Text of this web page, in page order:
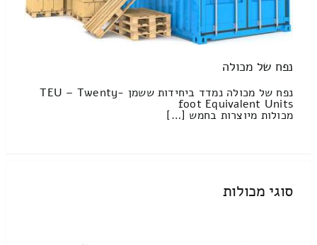
נפח של מכולה
נפח של מכולה נמדד ביחידות ששמן TEU – Twenty-
foot Equivalent Units
מכולות מיוצרות בחמש […]
סוגי מכולות